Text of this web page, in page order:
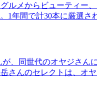
ルメからビューティー
1年間で計30本に厳選
、同世代のオヤジさ
さんのセレクトは、オ